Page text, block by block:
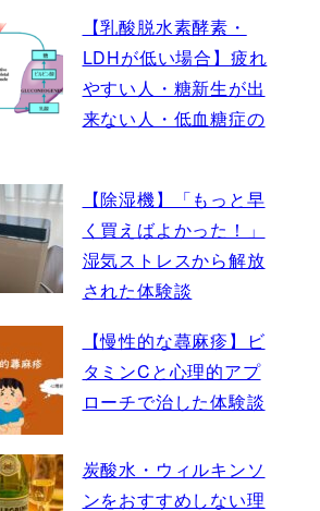
【乳酸脱水素酵素・
LDHが低い場合】疲れ
やすい人・糖新生が出
来ない人・低血糖症の
【除湿機】「もっと早
く買えばよかった！」
湿気ストレスから解放
された体験談
【慢性的な蕁麻疹】ビ
タミンCと心理的アプ
ローチで治した体験談
炭酸水・ウィルキンソ
ンをおすすめしない理